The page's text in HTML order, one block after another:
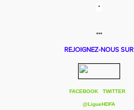
***
REJOIGNEZ-NOUS SUR
FACEBOOK TWITTER
@LigueHDFA